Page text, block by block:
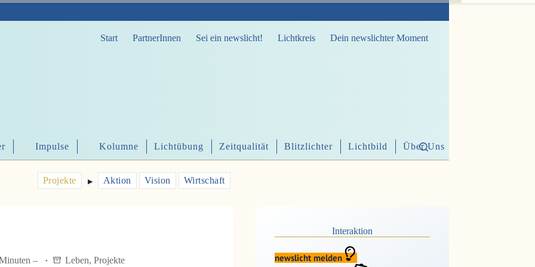
Start PartnerInnen Sei ein newslicht! Lichtkreis Dein newslichter Moment
Impulse Kolumne Lichtübung Zeitqualität Blitzlichter Lichtbild Über Uns
Projekte ▶︎ Aktion Vision Wirtschaft
– Leben, Projekte
Interaktion
newslicht melden